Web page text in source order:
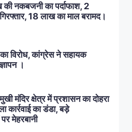
नकबजनी का पर्दाफाश, 2
18 लाख का माल बरामद।
का विरोध, कांग्रेस ने सहायक
।
मंदिर क्षेत्र में प्रशासन का दोहरा
कार्रवाई का डंडा, बड़े
मेहरबानी